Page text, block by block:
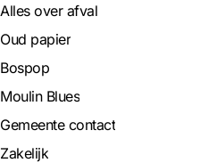
Alles over afval
Oud papier
Bospop
Moulin Blues
Gemeente contact
Zakelijk